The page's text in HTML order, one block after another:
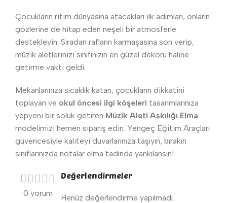
Çocukların ritim dünyasına atacakları ilk adımları, onların
gözlerine de hitap eden neşeli bir atmosferle
destekleyin. Sıradan rafların karmaşasına son verip,
müzik aletlerinizi sınıfınızın en güzel dekoru haline
getirme vakti geldi.
Mekanlarınıza sıcaklık katan, çocukların dikkatini
toplayan ve okul öncesi ilgi köşeleri tasarımlarınıza
yepyeni bir soluk getiren Müzik Aleti Askılığı Elma
modelimizi hemen sipariş edin. Yengeç Eğitim Araçları
güvencesiyle kaliteyi duvarlarınıza taşıyın, bırakın
sınıflarınızda notalar elma tadında yankılansın!
0 yorum
Değerlendirmeler
Henüz değerlendirme yapılmadı.